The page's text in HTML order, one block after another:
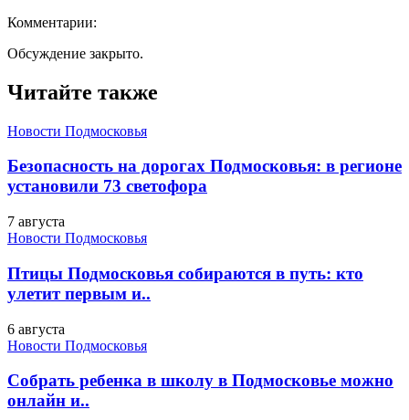
Комментарии:
Обсуждение закрыто.
Читайте также
Новости Подмосковья
Безопасность на дорогах Подмосковья: в регионе
установили 73 светофора
7 августа
Новости Подмосковья
Птицы Подмосковья собираются в путь: кто
улетит первым и..
6 августа
Новости Подмосковья
Собрать ребенка в школу в Подмосковье можно
онлайн и..